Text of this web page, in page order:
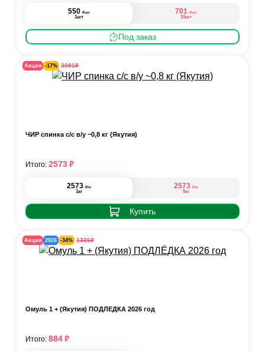
550 ₽/шт
1шт
701 ₽/шт
10шт
Под заказ
Акция -17% 3091₽
ЧИР спинка с/с в/у ~0,8 кг (Якутия)
2573 ₽/кг
1кг
2573 ₽/кг
5кг
Купить
Итого: 2573₽
Акция 2026 -34% 1336₽
Омуль 1 + (Якутия) ПОДЛЁДКА 2026 год
Итого: 884₽